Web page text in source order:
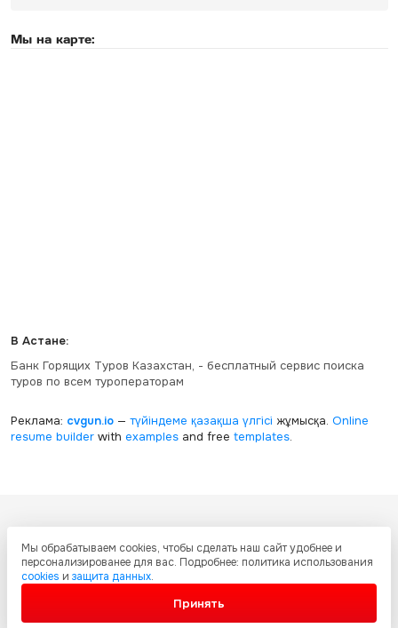
Мы на карте:
В Астане:
Банк Горящих Туров Казахстан, - бесплатный сервис поиска
туров по всем туроператорам
Реклама: cvgun.io— түйіндеме қазақша үлгісі жұмысқа. Online
resume builderwith examplesand free templates.
графическое содержание, структуру и оформление страниц защищены
международными соглашениями и законодательством Республики
Казахстан об охране авторских прав и интеллектуальной собственности.
Любое копирование и распространение материалов сайта без
Мы обрабатываем cookies, чтобы сделать наш сайт удобнее и
персонализированее для вас. Подробнее: политика использования
cookies и защита данных.
Принять